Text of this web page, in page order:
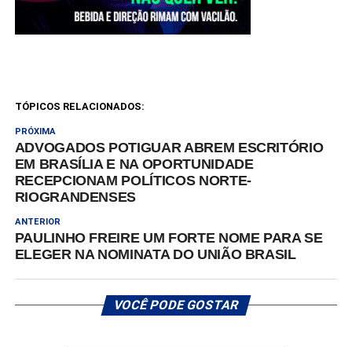
TÓPICOS RELACIONADOS:
PRÓXIMA
ADVOGADOS POTIGUAR ABREM ESCRITÓRIO
EM BRASÍLIA E NA OPORTUNIDADE
RECEPCIONAM POLÍTICOS NORTE-
RIOGRANDENSES
ANTERIOR
PAULINHO FREIRE UM FORTE NOME PARA SE
ELEGER NA NOMINATA DO UNIÃO BRASIL
VOCÊ PODE GOSTAR